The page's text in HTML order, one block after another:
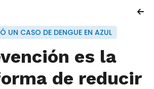
UN CASO DE DENGUE EN AZUL
es la
de reducir